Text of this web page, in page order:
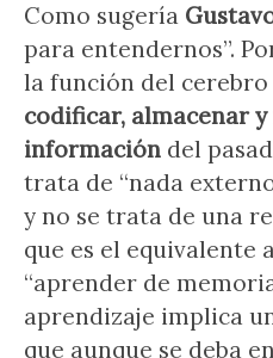
Como sugería
para entendernos”.
la función del
codificar, almacenar
información del
trata de “nada
y no se trata de una
que es el equivalente
“aprender de
aprendizaje implica
que aunque se deba